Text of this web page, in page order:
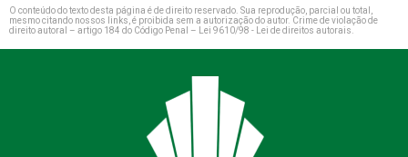
O conteúdo do texto desta página é de direito reservado. Sua reprodução, parcial ou total,
mesmo citando nossos links, é proibida sem a autorização do autor. Crime de violação de
direito autoral – artigo 184 do Código Penal –
Lei 9610/98 - Lei de direitos autorais